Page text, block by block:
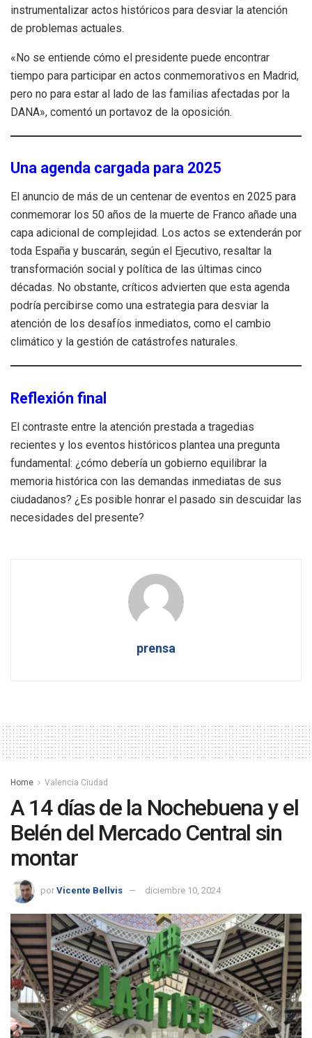
instrumentalizar actos históricos para desviar la atención
de problemas actuales.
«No se entiende cómo el presidente puede encontrar
tiempo para participar en actos conmemorativos en Madrid,
pero no para estar al lado de las familias afectadas por la
DANA», comentó un portavoz de la oposición.
Una agenda cargada para 2025
El anuncio de más de un centenar de eventos en 2025 para
conmemorar los 50 años de la muerte de Franco añade una
capa adicional de complejidad. Los actos se extenderán por
toda España y buscarán, según el Ejecutivo, resaltar la
transformación social y política de las últimas cinco
décadas. No obstante, críticos advierten que esta agenda
podría percibirse como una estrategia para desviar la
atención de los desafíos inmediatos, como el cambio
climático y la gestión de catástrofes naturales.
Reflexión final
El contraste entre la atención prestada a tragedias
recientes y los eventos históricos plantea una pregunta
fundamental: ¿cómo debería un gobierno equilibrar la
memoria histórica con las demandas inmediatas de sus
ciudadanos? ¿Es posible honrar el pasado sin descuidar las
necesidades del presente?
prensa
Home Valencia Ciudad
A 14 días de la Nochebuena y el
Belén del Mercado Central sin
montar
por Vicente Bellvis diciembre 10, 2024